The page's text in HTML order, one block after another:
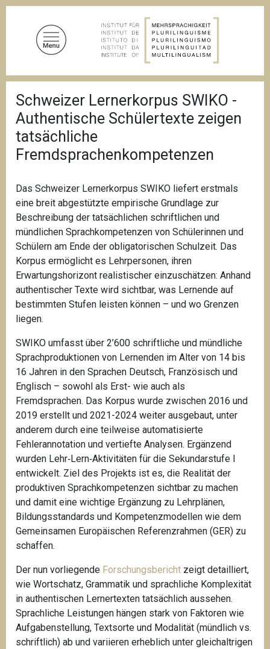
D
f
a
d
n
a
v
a
t
i
o
n
Schweizer Lernerkorpus SWIKO -
Authentische Schülertexte zeigen
tatsächliche
Fremdsprachenkompetenzen
Das Schweizer Lernerkorpus SWIKO liefert erstmals
eine breit abgestützte empirische Grundlage zur
Beschreibung der tatsächlichen schriftlichen und
mündlichen Sprachkompetenzen von Schülerinnen und
Schülern am Ende der obligatorischen Schulzeit. Das
Korpus ermöglicht es Lehrpersonen, ihren
Erwartungshorizont realistischer einzuschätzen: Anhand
authentischer Texte wird sichtbar, was Lernende auf
bestimmten Stufen leisten können – und wo Grenzen
liegen.
SWIKO umfasst über 2’600 schriftliche und mündliche
Sprachproduktionen von Lernenden im Alter von 14 bis
16 Jahren in den Sprachen Deutsch, Französisch und
Englisch – sowohl als Erst- wie auch als
Fremdsprachen. Das Korpus wurde zwischen 2016 und
2019 erstellt und 2021-2024 weiter ausgebaut, unter
anderem durch eine teilweise automatisierte
Fehlerannotation und vertiefte Analysen. Ergänzend
wurden Lehr‑Lern‑Aktivitäten für die Sekundarstufe I
entwickelt. Ziel des Projekts ist es, die Realität der
produktiven Sprachkompetenzen sichtbar zu machen
und damit eine wichtige Ergänzung zu Lehrplänen,
Bildungsstandards und Kompetenzmodellen wie dem
Gemeinsamen Europäischen Referenzrahmen (GER) zu
schaffen.
Der nun vorliegende Forschungsbericht zeigt detailliert,
wie Wortschatz, Grammatik und sprachliche Komplexität
in authentischen Lernertexten tatsächlich aussehen.
Sprachliche Leistungen hängen stark von Faktoren wie
Aufgabenstellung, Textsorte und Modalität (mündlich vs.
schriftlich) ab und variieren erheblich unter gleichaltrigen